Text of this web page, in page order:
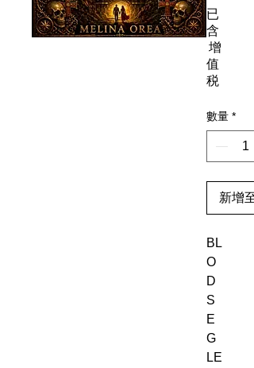
已
含
增
值
税
數量 *
新增
BL
O
D
S
E
G
LE